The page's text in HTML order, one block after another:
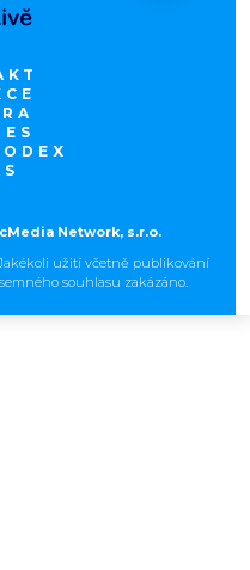
Network, s.r.o.
užití včetně publikování
souhlasu zakázáno.